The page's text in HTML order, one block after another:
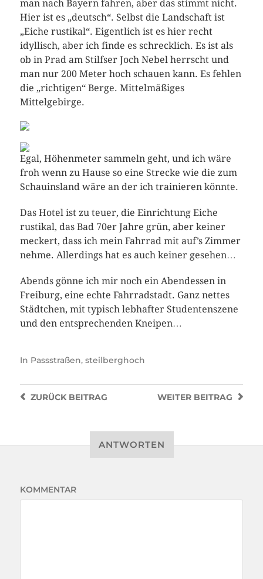
man nach Bayern fahren, aber das stimmt nicht.
Hier ist es „deutsch“. Selbst die Landschaft ist
„Eiche rustikal“. Eigentlich ist es hier recht
idyllisch, aber ich finde es schrecklich. Es ist als
ob in Prad am Stilfser Joch Nebel herrscht und
man nur 200 Meter hoch schauen kann. Es fehlen
die „richtigen“ Berge. Mittelmäßiges
Mittelgebirge.
Egal, Höhenmeter sammeln geht, und ich wäre
froh wenn zu Hause so eine Strecke wie die zum
Schauinsland wäre an der ich trainieren könnte.
Das Hotel ist zu teuer, die Einrichtung Eiche
rustikal, das Bad 70er Jahre grün, aber keiner
meckert, dass ich mein Fahrrad mit auf’s Zimmer
nehme. Allerdings hat es auch keiner gesehen…
Abends gönne ich mir noch ein Abendessen in
Freiburg, eine echte Fahrradstadt. Ganz nettes
Städtchen, mit typisch lebhafter Studentenszene
und den entsprechenden Kneipen…
In Passstraßen, steilberghoch
WEITER BEITRAG
ZURÜCKBEITRAG
ANTWORTEN
KOMMENTAR